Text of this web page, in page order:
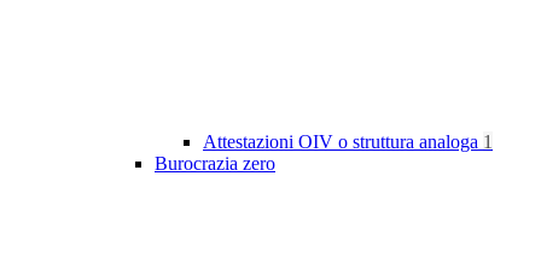
Attestazioni OIV o struttura analoga 1
Burocrazia zero